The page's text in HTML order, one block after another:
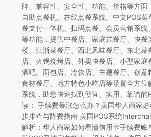
牌、兼容性、安全性、功能、价格等方面
自助点餐机、在线点餐系统、中文POS菜
餐支付一体机、扫码点餐、会员营销系统
等功能，提供中餐店、家庭式餐厅、快餐
楼、江浙菜餐厅、西北风味餐厅、东北菜
店、火锅烧烤店、外卖快餐店、小型家庭
酒吧、面包店、冷饮店、主题餐厅、创意
食材餐厅、地方特色小吃店等场景全方位
系统，助您快速找到便宜、实用、靠谱的
读： 手续费暴涨怎么办？美国华人商家
步排查与降费指南 美国POS系统
解析：华人商家如何看懂信用卡手续费账